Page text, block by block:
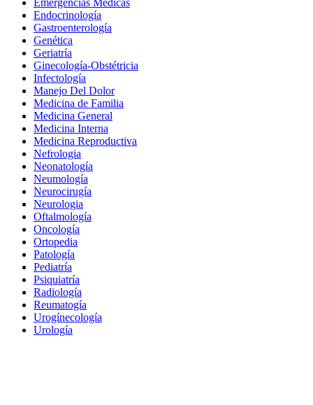
Emergencias Médicas
Endocrinología
Gastroenterología
Genética
Geriatría
Ginecología-Obstétricia
Infectología
Manejo Del Dolor
Medicina de Familia
Medicina General
Medicina Interna
Medicina Reproductiva
Nefrologia
Neonatología
Neumología
Neurocirugía
Neurologia
Oftalmología
Oncología
Ortopedia
Patología
Pediatría
Psiquiatría
Radiología
Reumatogía
Urogínecología
Urología